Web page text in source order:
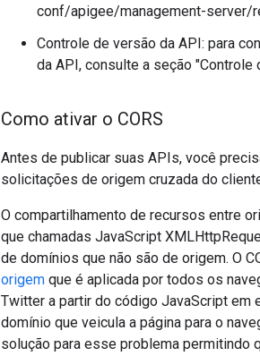
conf/apigee/management-server/
Controle de versão da API: para
da API, consulte a seção "Controle
Como ativar o CORS
Antes de publicar suas APIs, você
solicitações de origem cruzada do
O compartilhamento de recursos entre
que chamadas JavaScript
de domínios que não são de origem. O
origem que é aplicada por todos os
Twitter a partir do código JavaScript em
domínio que veicula a página para o
solução para esse problema permitindo